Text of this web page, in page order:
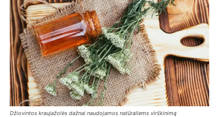
Džiovintos kraujažolės dažnai naudojamos natūraliems virškinimą